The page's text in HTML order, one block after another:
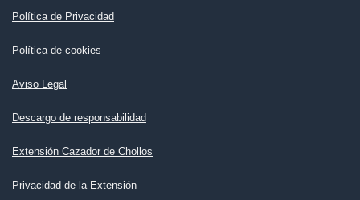
Política de Privacidad
Política de cookies
Aviso Legal
Descargo de responsabilidad
Extensión Cazador de Chollos
Privacidad de la Extensión